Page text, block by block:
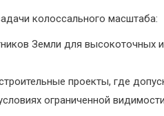
колоссального масштаба:
Земли для высокоточных
проекты, где
ограниченной